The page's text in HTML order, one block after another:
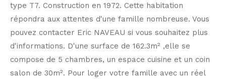
type T7. Construction en 1972. Cette habitation
répondra aux attentes d'une famille nombreuse. Vous
pouvez contacter Eric NAVEAU si vous souhaitez plus
d'informations. D'une surface de 162.3m² ,elle se
compose de 5 chambres, un espace cuisine et un coin
salon de 30m². Pour loger votre famille avec un réel